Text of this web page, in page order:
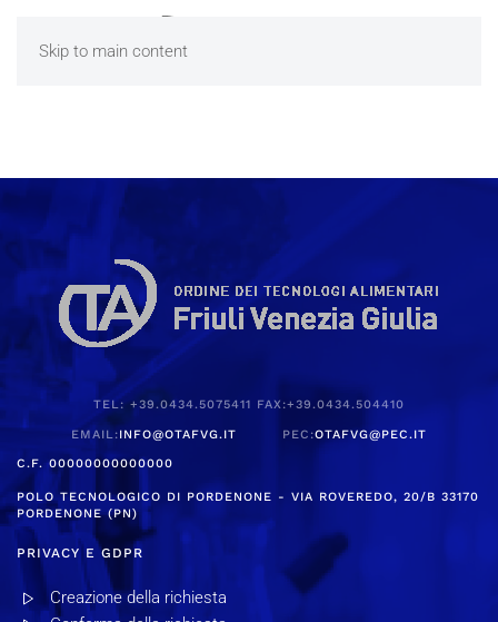
Skip to main content
TEL: +39.0434.5075411 FAX:+39.0434.504410
EMAIL:INFO@OTAFVG.IT PEC:OTAFVG@PEC.IT
C.F. 00000000000000
POLO TECNOLOGICO DI PORDENONE - VIA ROVEREDO, 20/B 33170
PORDENONE (PN)
PRIVACY E GDPR
Creazione della richiesta